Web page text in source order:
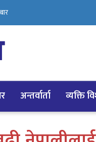
अन्तर्वार्ता व्यक्ति